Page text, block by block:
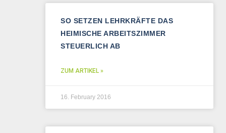
SO SETZEN LEHRKRÄFTE DAS
HEIMISCHE ARBEITSZIMMER
STEUERLICH AB
ZUM ARTIKEL »
16. February 2016